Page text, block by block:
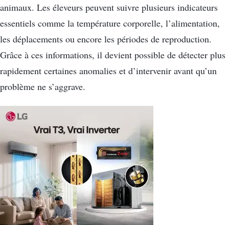
animaux. Les éleveurs peuvent suivre plusieurs indicateurs
essentiels comme la température corporelle, l’alimentation,
les déplacements ou encore les périodes de reproduction.
Grâce à ces informations, il devient possible de détecter plus
rapidement certaines anomalies et d’intervenir avant qu’un
problème ne s’aggrave.